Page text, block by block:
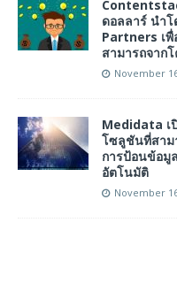
ดอลลาร์ นำ
Partners เพื่
สามารถจาก
November
Medidata เ
โซลูชันที่สาม
การป้อนข้อมู
อัตโนมัติ
November